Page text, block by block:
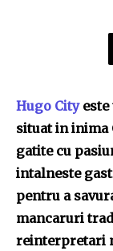
Hugo Cityeste
situat in inima
gatite cu
intalneste
pentru a
mancaruri
reinterpretari